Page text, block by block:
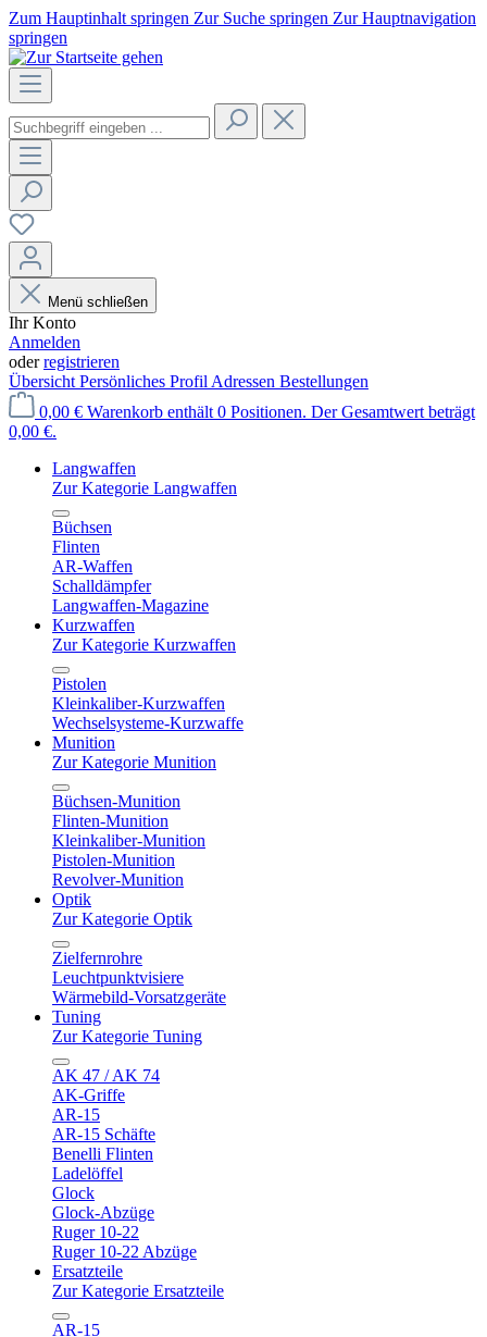
Zum Hauptinhalt springen Zur Suche springen Zur Hauptnavigation
springen
Menü schließen
Ihr Konto
Anmelden
oderregistrieren
Übersicht Persönliches Profil Adressen Bestellungen
0,00 € Warenkorb enthält 0 Positionen. Der Gesamtwert beträgt
0,00 €.
Langwaffen
Zur Kategorie Langwaffen
Büchsen
Flinten
AR-Waffen
Schalldämpfer
Langwaffen-Magazine
Kurzwaffen
Zur Kategorie Kurzwaffen
Pistolen
Kleinkaliber-Kurzwaffen
Wechselsysteme-Kurzwaffe
Munition
Zur Kategorie Munition
Büchsen-Munition
Flinten-Munition
Kleinkaliber-Munition
Pistolen-Munition
Revolver-Munition
Optik
Zur Kategorie Optik
Zielfernrohre
Leuchtpunktvisiere
Wärmebild-Vorsatzgeräte
Tuning
Zur Kategorie Tuning
AK 47 / AK 74
AK-Griffe
AR-15
AR-15 Schäfte
Benelli Flinten
Ladelöffel
Glock
Glock-Abzüge
Ruger 10-22
Ruger 10-22 Abzüge
Ersatzteile
Zur Kategorie Ersatzteile
AR-15